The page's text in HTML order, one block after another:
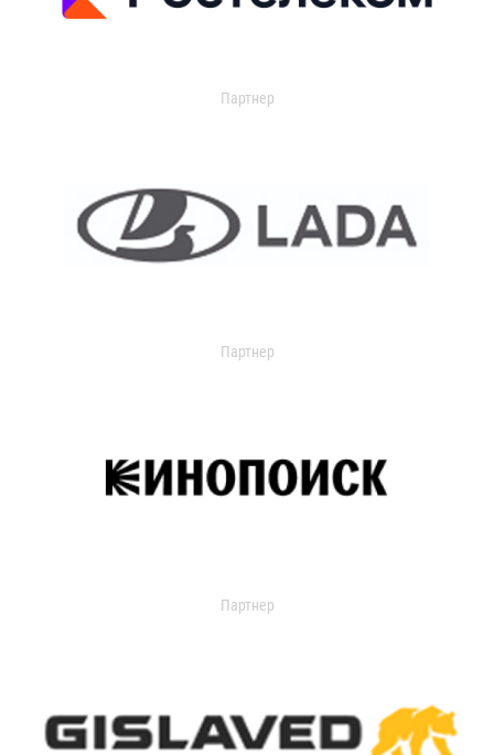
Партнер
Партнер
Партнер